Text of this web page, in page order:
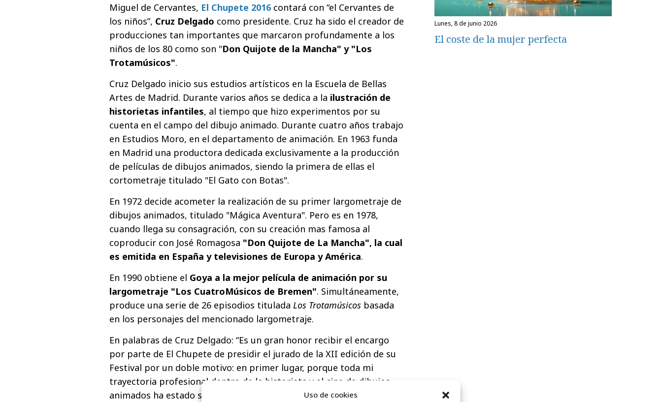
Uso de cookies
Miguel de Cervantes, El Chupete 2016 contará con “el Cervantes de
los niños”, Cruz Delgado como presidente. Cruz ha sido el creador de
producciones tan importantes que marcaron profundamente a los
niños de los 80 como son "Don Quijote de la Mancha" y "Los
Trotamúsicos".
Cruz Delgado inicio sus estudios artísticos en la Escuela de Bellas
Artes de Madrid. Durante varios años se dedica a la ilustración de
historietas infantiles, al tiempo que hizo experimentos por su
cuenta en el campo del dibujo animado. Durante cuatro años trabajo
en Estudios Moro, en el departamento de animación. En 1963 funda
en Madrid una productora dedicada exclusivamente a la producción
de películas de dibujos animados, siendo la primera de ellas el
cortometraje titulado "El Gato con Botas".
En 1972 decide acometer la realización de su primer largometraje de
dibujos animados, titulado "Mágica Aventura". Pero es en 1978,
cuando llega su consagración, con su creación mas famosa al
coproducir con José Romagosa "Don Quijote de La Mancha", la cual
es emitida en España y televisiones de Europa y América.
En 1990 obtiene el Goya a la mejor película de animación por su
largometraje "Los CuatroMúsicos de Bremen". Simultáneamente,
produce una serie de 26 episodios titulada Los Trotamúsicos basada
en los personajes del mencionado largometraje.
En palabras de Cruz Delgado: “Es un gran honor recibir el encargo
por parte de El Chupete de presidir el jurado de la XII edición de su
Festival por un doble motivo: en primer lugar, porque toda mi
trayectoria profesional dentro de la historieta y el cine de dibujos
animados ha estado siempre orientada al público infantil, y en
lunes, 8 de junio 2026
El coste de la mujer perfecta